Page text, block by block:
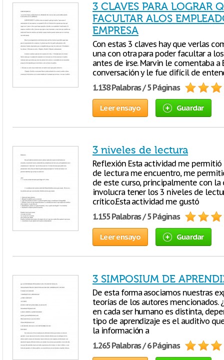
3 CLAVES PARA LOGRAR
FACULTAR ALOS
EMPRESA
Con estas 3 claves hay que verlas
una con otra para poder facultar a
antes de irse. Marvin le comentaba
conversación y le fue difícil de
1.138 Palabras / 5 Páginas
Leer ensayo Guardar
3 niveles de lectura
Reflexión Esta actividad me
de lectura me encuentro, me
de este curso, principalmente con la
involucra tener los 3 niveles de
crítico.Esta actividad me gustó
1.155 Palabras / 5 Páginas
Leer ensayo Guardar
3 SIMPOSIUM DE
De esta forma asociamos nuestras
teorías de los autores mencionados.
en cada ser humano es distinta,
tipo de aprendizaje es el auditivo
la información a
1.265 Palabras / 6 Páginas